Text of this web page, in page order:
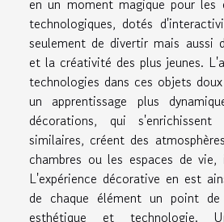
technologiques, dotés
seulement de divertir mais aussi
et la créativité des plus jeunes.
technologies dans ces objets
un apprentissage plus
décorations, qui
similaires, créent des
chambres ou les espaces de
L'expérience décorative en est
de chaque élément un point de
esthétique et technologie.